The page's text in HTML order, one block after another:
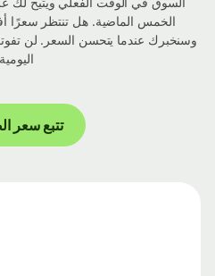
الخمس الماضية. هل تنتظر سعرًا
وسنخبرك عندما يتحسن السعر. لن تفوتك
اليومية.
تتبع سعر